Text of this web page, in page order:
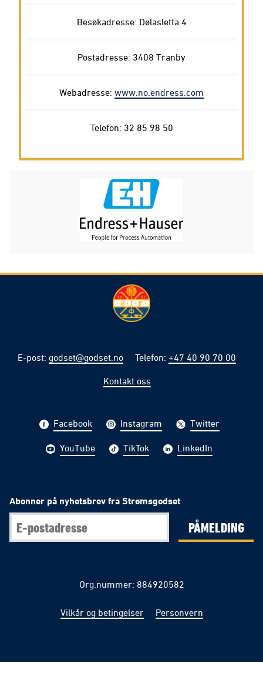
Besøkadresse: Dølasletta 4
Postadresse: 3408 Tranby
Webadresse: www.no.endress.com
Telefon: 32 85 98 50
E-post: godset@godset.no Telefon: +47 40 90 70 00
Kontakt oss
Facebook Instagram Twitter
YouTube TikTok LinkedIn
Abonner på nyhetsbrev fra Strømsgodset
PÅMELDING
Org.nummer: 884920582
Vilkår og betingelser Personvern